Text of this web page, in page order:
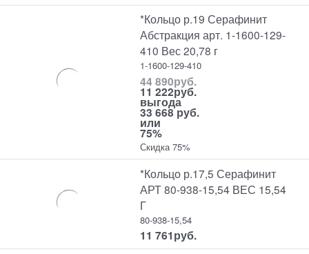
*Кольцо р.19 Серафинит
Абстракция арт. 1-1600-129-
410 Вес 20,78 г
1-1600-129-410
44 890руб.
11 222руб.
выгода
33 668 руб.
или
75%
Скидка 75%
*Кольцо р.17,5 Серафинит
АРТ 80-938-15,54 ВЕС 15,54
Г
80-938-15,54
11 761руб.